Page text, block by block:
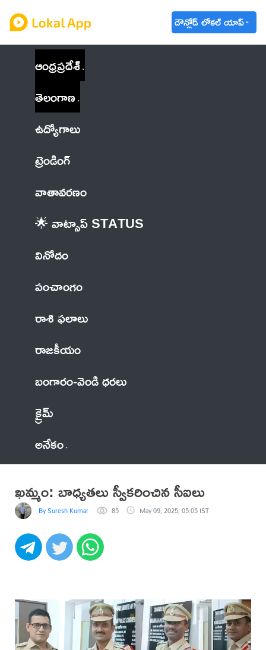
డౌన్లోడ్ లోకల్ యాప్
ఆంధ్రప్రదేశ్
తెలంగాణ
ఉద్యోగాలు
ట్రెండింగ్
వాతావరణం
🌟 వాట్సాప్ STATUS
వినోదం
పంచాంగం
రాశి ఫలాలు
రాజకీయం
బంగారం-వెండి ధరలు
క్రైమ్
అనేకం
ఖమ్మం: బాధ్యతలు స్వీకరించిన సీఐలు
By Suresh Kumar 85 May 09, 2025, 05:05 IST